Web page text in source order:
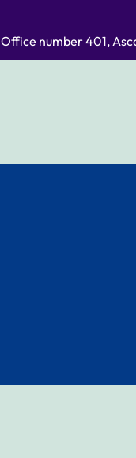
Office number 401,